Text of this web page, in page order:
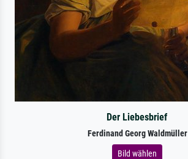
Der Liebesbrief
Ferdinand Georg Waldmüller
Bild wählen